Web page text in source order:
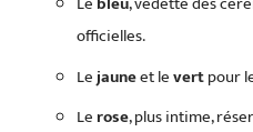
officielles.
Lejauneet levertpour
Le rose, plus intime,